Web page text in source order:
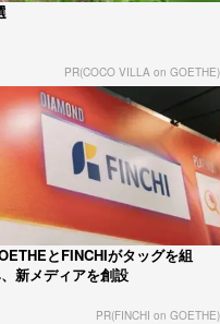
PR(COCO VILLA on GOETHE)
とFINCHIがタッグを組
新メディアを創設
PR(FINCHI on GOETHE)